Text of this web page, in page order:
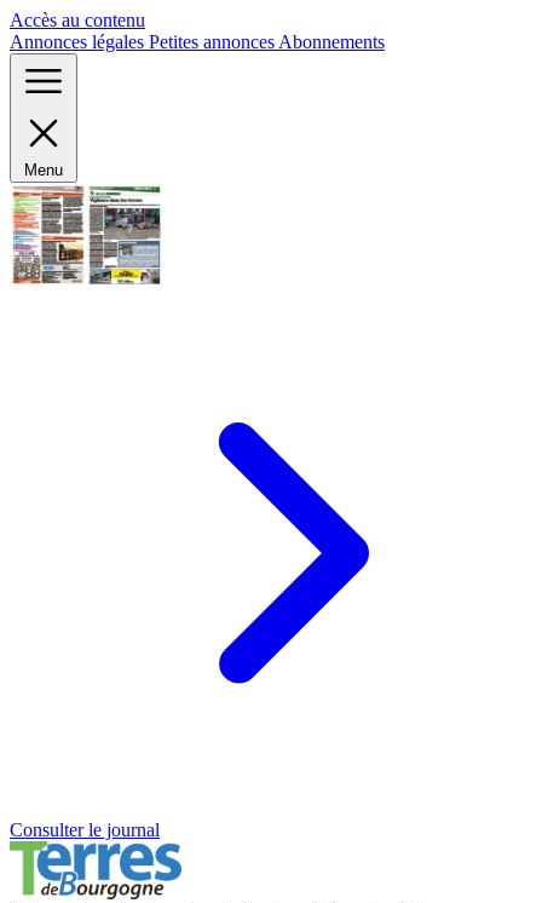
Accès au contenu
Annonces légales Petites annonces Abonnements
Menu
Consulter le journal
Panneau de gestion des cookies